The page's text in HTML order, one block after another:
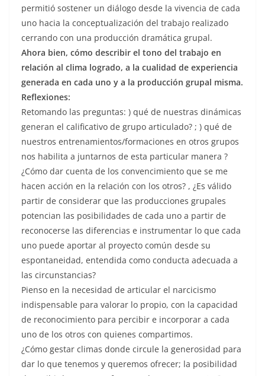
permitió sostener un diálogo desde la vivencia de cada
uno hacia la conceptualización del trabajo realizado
cerrando con una producción dramática grupal.
Ahora bien, cómo describir el tono del trabajo en
relación al clima logrado, a la cualidad de experiencia
generada en cada uno y a la producción grupal misma.
Reflexiones:
Retomando las preguntas: ) qué de nuestras dinámicas
generan el calificativo de grupo articulado? ; ) qué de
nuestros entrenamientos/formaciones en otros grupos
nos habilita a juntarnos de esta particular manera ?
¿Cómo dar cuenta de los convencimiento que se me
hacen acción en la relación con los otros? , ¿Es válido
partir de considerar que las producciones grupales
potencian las posibilidades de cada uno a partir de
reconocerse las diferencias e instrumentar lo que cada
uno puede aportar al proyecto común desde su
espontaneidad, entendida como conducta adecuada a
las circunstancias?
Pienso en la necesidad de articular el narcicismo
indispensable para valorar lo propio, con la capacidad
de reconocimiento para percibir e incorporar a cada
uno de los otros con quienes compartimos.
¿Cómo gestar climas donde circule la generosidad para
dar lo que tenemos y queremos ofrecer; la posibilidad